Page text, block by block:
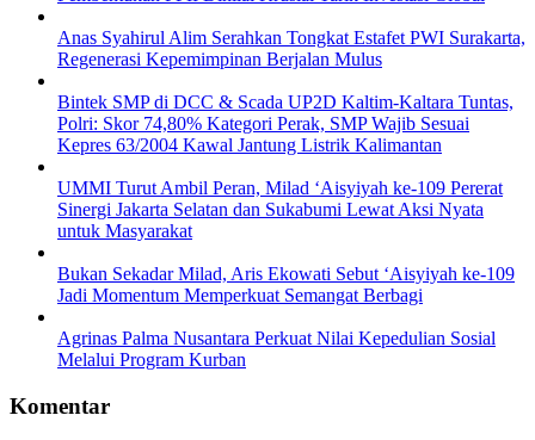
Anas Syahirul Alim Serahkan Tongkat Estafet PWI Surakarta,
Regenerasi Kepemimpinan Berjalan Mulus
Bintek SMP di DCC & Scada UP2D Kaltim-Kaltara Tuntas,
Polri: Skor 74,80% Kategori Perak, SMP Wajib Sesuai
Kepres 63/2004 Kawal Jantung Listrik Kalimantan
UMMI Turut Ambil Peran, Milad ‘Aisyiyah ke-109 Pererat
Sinergi Jakarta Selatan dan Sukabumi Lewat Aksi Nyata
untuk Masyarakat
Bukan Sekadar Milad, Aris Ekowati Sebut ‘Aisyiyah ke-109
Jadi Momentum Memperkuat Semangat Berbagi
Agrinas Palma Nusantara Perkuat Nilai Kepedulian Sosial
Melalui Program Kurban
Komentar